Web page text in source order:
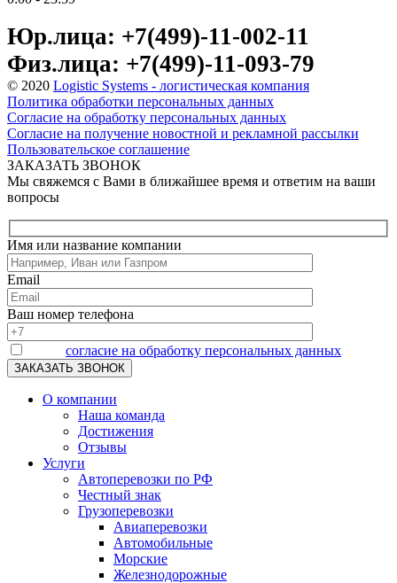
Юр.лица: +7(499)-11-002-11
Физ.лица: +7(499)-11-093-79
© 2020 Logistic Systems - логистическая компания
Политика обработки персональных данных
Согласие на обработку персональных данных
Согласие на получение новостной и рекламной рассылки
Пользовательское соглашение
ЗАКАЗАТЬ ЗВОНОК
Мы свяжемся с Вами в ближайшее время и ответим на ваши
вопросы
Имя или название компании
Email
Ваш номер телефона
согласие на обработку персональных данных
О компании
Наша команда
Достижения
Отзывы
Услуги
Автоперевозки по РФ
Честный знак
Грузоперевозки
Авиаперевозки
Автомобильные
Морские
Железнодорожные